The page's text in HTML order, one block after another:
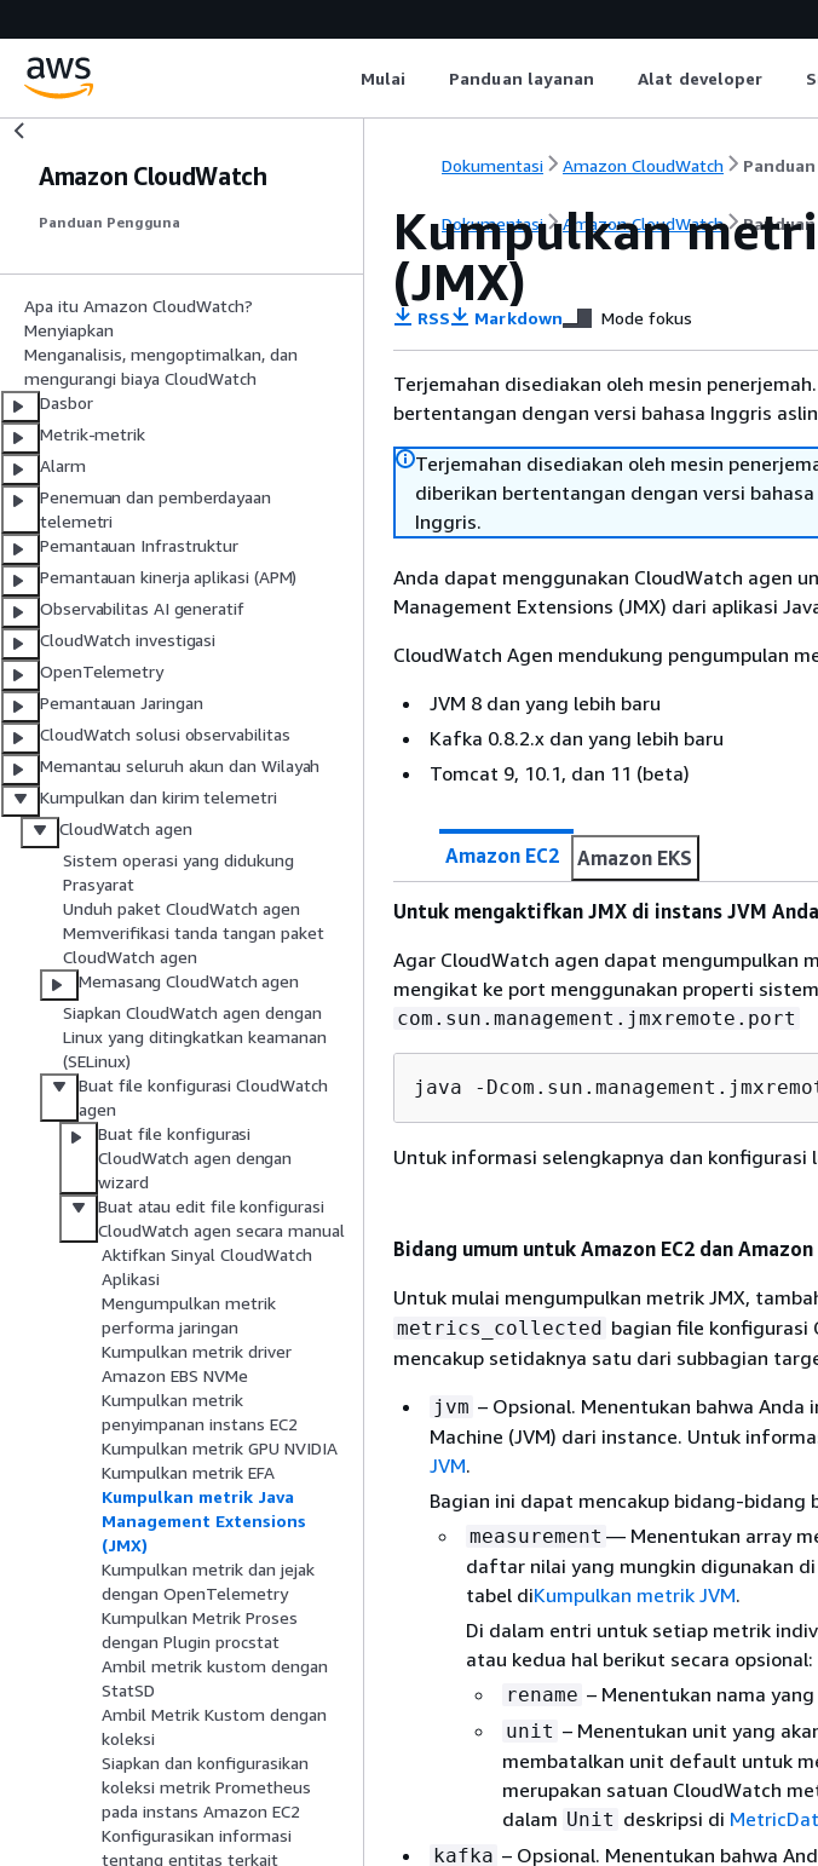
Mulai Panduan layanan Alat developer
Amazon CloudWatch
Panduan Pengguna
Apa itu Amazon CloudWatch?
Menyiapkan
Menganalisis, mengoptimalkan, dan
mengurangi biaya CloudWatch
Dasbor
Metrik-metrik
Alarm
Penemuan dan pemberdayaan
telemetri
Pemantauan Infrastruktur
Pemantauan kinerja aplikasi (APM)
Observabilitas AI generatif
CloudWatch investigasi
OpenTelemetry
Pemantauan Jaringan
CloudWatch solusi observabilitas
Memantau seluruh akun dan Wilayah
Kumpulkan dan kirim telemetri
CloudWatch agen
Sistem operasi yang didukung
Prasyarat
Unduh paket CloudWatch agen
Memverifikasi tanda tangan paket
CloudWatch agen
Memasang CloudWatch agen
Siapkan CloudWatch agen dengan
Linux yang ditingkatkan keamanan
(SELinux)
Buat file konfigurasi CloudWatch
agen
Buat file konfigurasi
CloudWatch agen dengan
wizard
Buat atau edit file konfigurasi
CloudWatch agen secara manual
Aktifkan Sinyal CloudWatch
Aplikasi
Mengumpulkan metrik
performa jaringan
Kumpulkan metrik driver
Amazon EBS NVMe
Kumpulkan metrik
penyimpanan instans EC2
Kumpulkan metrik GPU NVIDIA
Kumpulkan metrik EFA
Kumpulkan metrik Java
Management Extensions
(JMX)
Kumpulkan metrik dan jejak
dengan OpenTelemetry
Kumpulkan Metrik Proses
dengan Plugin procstat
Ambil metrik kustom dengan
StatSD
Ambil Metrik Kustom dengan
koleksi
Siapkan dan konfigurasikan
koleksi metrik Prometheus
pada instans Amazon EC2
Konfigurasikan informasi
tentang entitas terkait
Dokumentasi Amazon CloudWatch
Dokumentasi Amazon CloudWatch
Kumpulkan
(JMX)
RSS Markdown Mode fokus
Terjemahan disediakan oleh mesin
bertentangan dengan versi bahasa Inggris
Terjemahan disediakan oleh mesin
diberikan bertentangan dengan versi
Inggris.
Anda dapat menggunakan CloudWatch agen
Management Extensions (JMX) dari aplikasi
CloudWatch Agen mendukung pengumpulan
JVM 8 dan yang lebih baru
Kafka 0.8.2.x dan yang lebih baru
Tomcat 9, 10.1, dan 11 (beta)
Amazon EC2 Amazon EKS
Untuk mengaktifkan JMX di instans JVM Anda
Agar CloudWatch agen dapat mengumpulkan
mengikat ke port menggunakan properti
com.sun.management.jmxremote.port
java -
Untuk informasi selengkapnya dan konfigurasi
Bidang umum untuk Amazon EC2 dan Amazon
Untuk mulai mengumpulkan metrik JMX,
metrics_collected bagian file konfigurasi
mencakup setidaknya satu dari subbagian
jvm – Opsional. Menentukan bahwa
Machine (JVM) dari instance. Untuk
JVM.
Bagian ini dapat mencakup bidang-bidang
measurement — Menentukan array
daftar nilai yang mungkin digunakan
tabel diKumpulkan metrik JVM.
Di dalam entri untuk setiap metrik
atau kedua hal berikut secara opsional:
rename – Menentukan nama
unit – Menentukan unit yang
membatalkan unit default untuk
merupakan satuan CloudWatch
dalam Unit deskripsi di
kafka – Opsional. Menentukan bahwa